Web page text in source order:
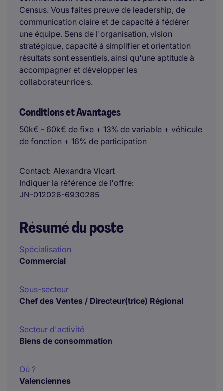
Census. Vous faites preuve de leadership, de
communication claire et de capacité à fédérer
une équipe. Sens de l'organisation, vision
stratégique, capacité à simplifier et orientation
résultats sont essentiels, ainsi qu'une aptitude à
accompagner et développer les
collaborateur·rice·s.
Conditions et Avantages
50k€ - 60k€ de fixe + 13% de variable + véhicule
de fonction + 16% de participation
Contact Alexandra Vicart
Indiquer la référence de l'offre
JN-012026-6930285
Résumé du poste
Spécialisation
Commercial
Sous-secteur
Chef des Ventes / Directeur(trice) Régional
Secteur d'activité
Biens de consommation
Où ?
Valenciennes